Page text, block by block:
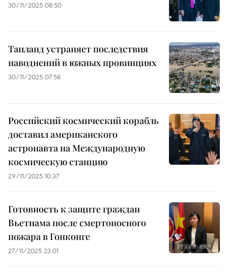
30/11/2025 08:50
Таиланд устраняет последствия
наводнений в южных провинциях
30/11/2025 07:58
Российский космический корабль
доставил американского
астронавта на Международную
космическую станцию
29/11/2025 10:37
Готовность к защите граждан
Вьетнама после смертоносного
пожара в Гонконге
27/11/2025 23:01